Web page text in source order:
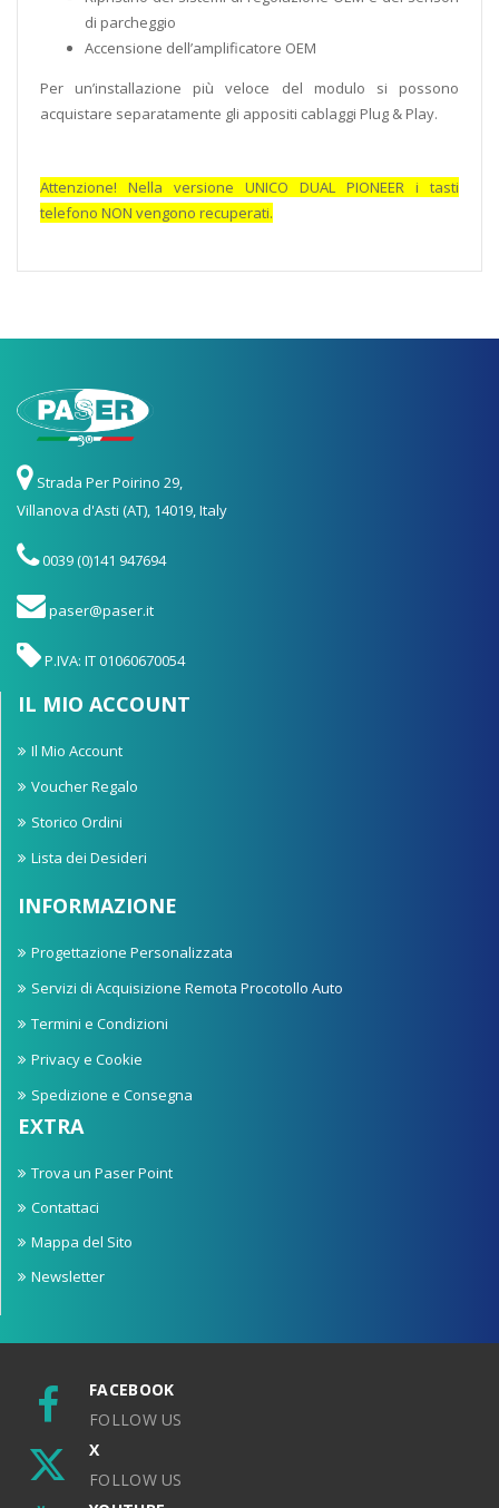
di parcheggio
Accensione dell’amplificatore OEM
Per un’installazione più veloce del modulo si possono
acquistare separatamente gli appositi cablaggi Plug & Play.
Attenzione! Nella versione UNICO DUAL PIONEER i tasti
telefono NON vengono recuperati.
Strada Per Poirino 29,
Villanova d'Asti (AT), 14019, Italy
0039 (0)141 947694
paser@paser.it
P.IVA: IT 01060670054
IL MIO ACCOUNT
Il Mio Account
Voucher Regalo
Storico Ordini
Lista dei Desideri
INFORMAZIONE
Progettazione Personalizzata
Servizi di Acquisizione Remota Procotollo Auto
Termini e Condizioni
Privacy e Cookie
Spedizione e Consegna
EXTRA
Trova un Paser Point
Contattaci
Mappa del Sito
Newsletter
FACEBOOK
FOLLOW US
X
FOLLOW US